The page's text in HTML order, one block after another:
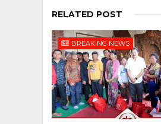
RELATED POST
BREAKING NEWS